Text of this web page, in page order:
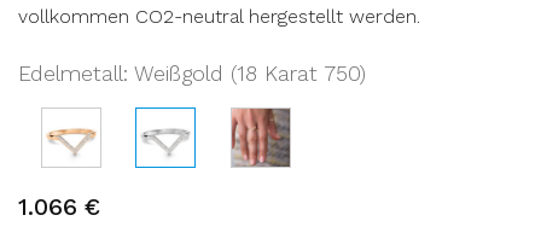
vollkommen CO2-neutral hergestellt werden.
Edelmetall: Weißgold (18 Karat 750)
1.066 €